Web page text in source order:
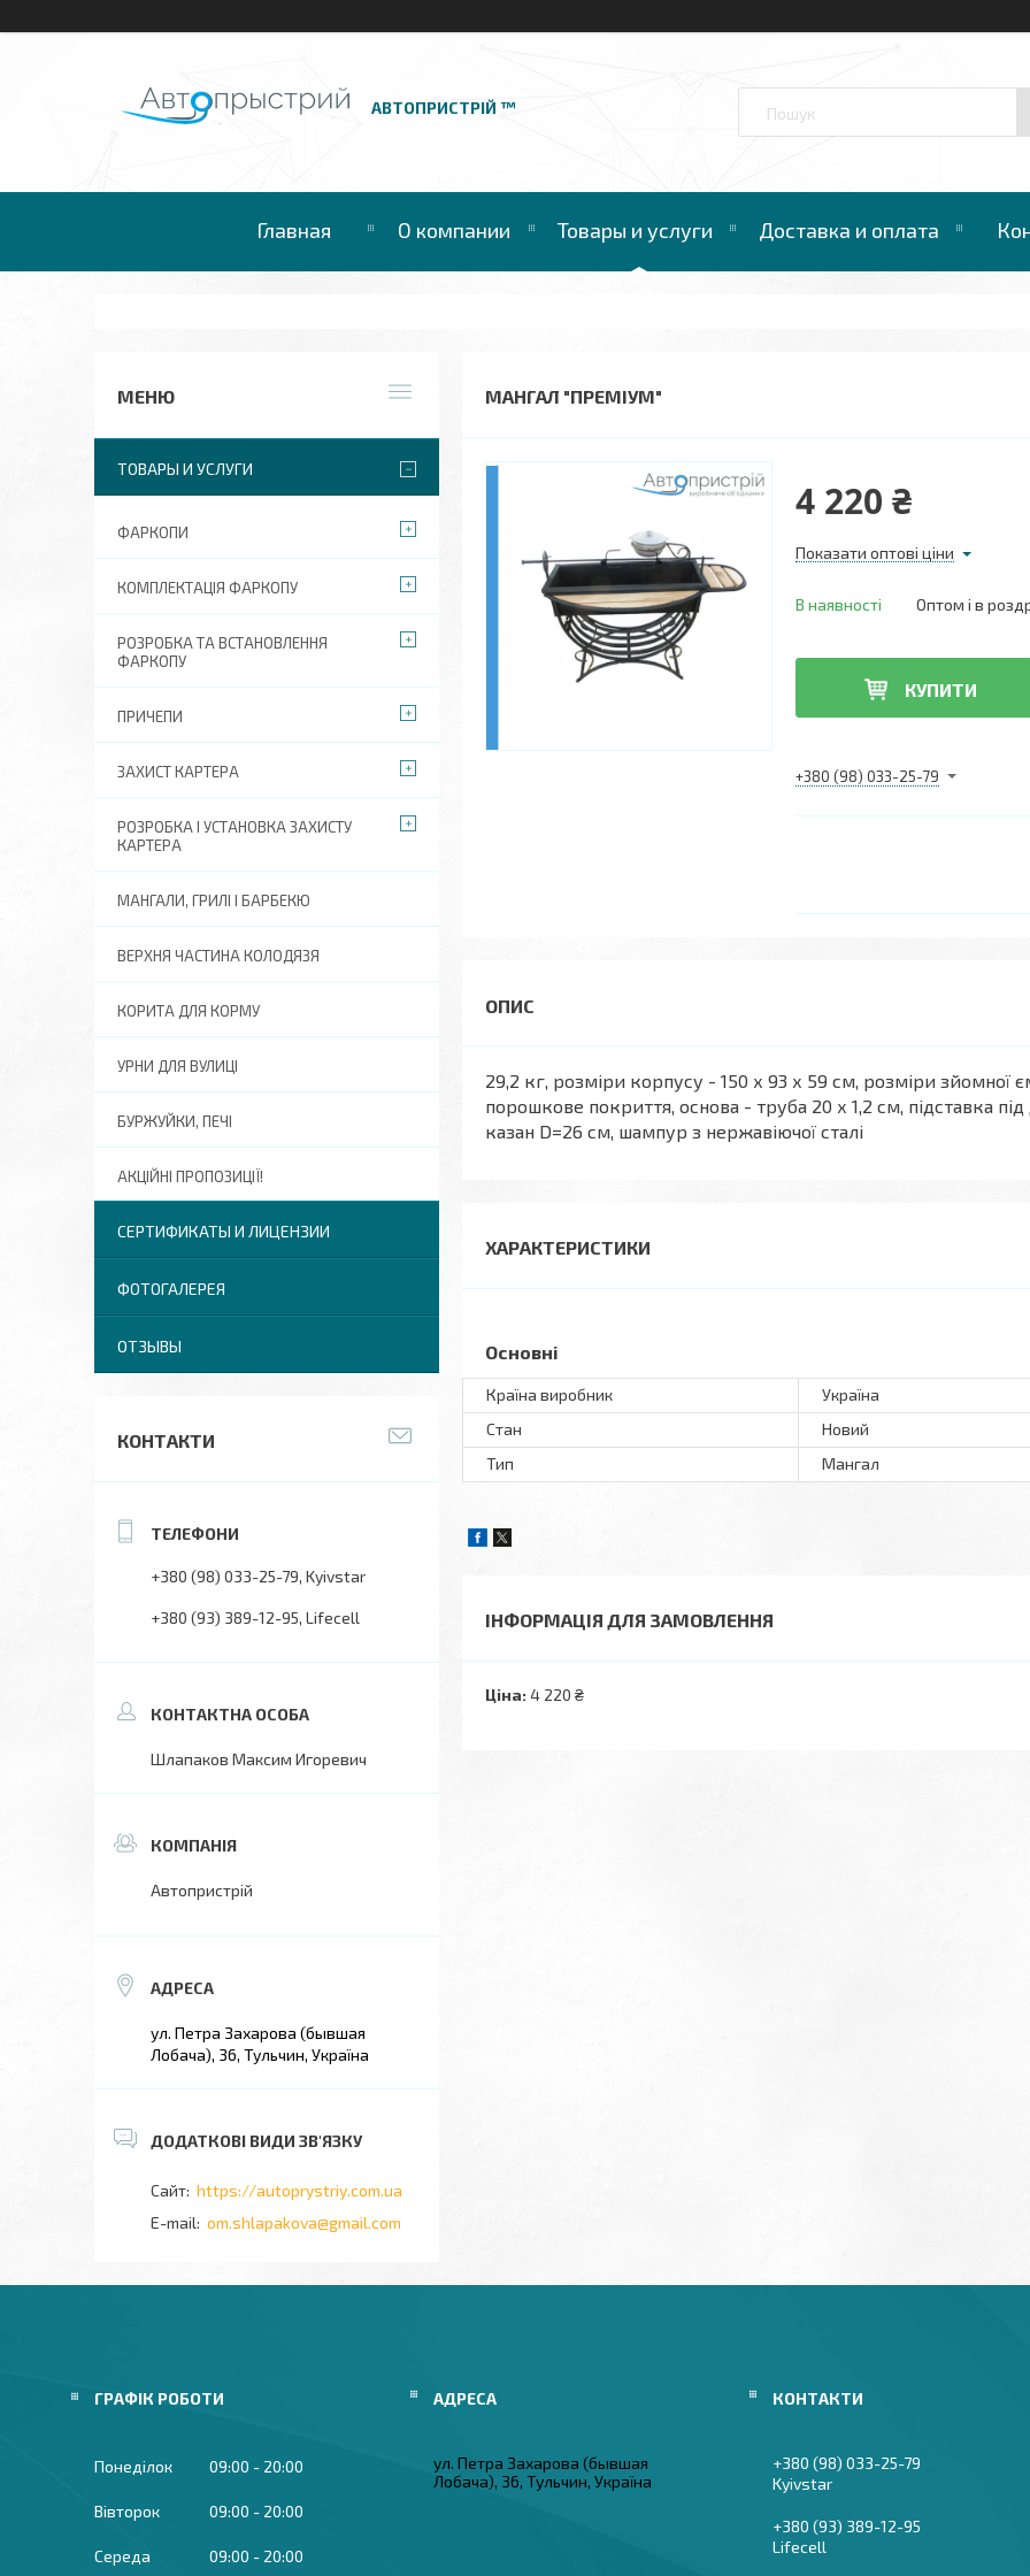
АВТОПРИСТРІЙ ™
Главная О компании Товары и услуги Доставка и оплата
МАНГАЛ "ПРЕМІУМ"
4 220 ₴
Показати оптові ціни
В наявності Оптом і в
КУПИТИ
+380 (98) 033-25-79
29,2 кг, розміри корпусу - 150 х 93 х 59 см, розміри зйомної
порошкове покриття, основа - труба 20 х 1,2 см, підставка
казан D=26 см, шампур з нержавіючої сталі
ХАРАКТЕРИСТИКИ
Основні
Країна виробник
Україна
Стан
Новий
Тип
Мангал
ІНФОРМАЦІЯ ДЛЯ ЗАМОВЛЕННЯ
Ціна: 4 220 ₴
ТОВАРЫ И УСЛУГИ
ФАРКОПИ
КОМПЛЕКТАЦІЯ ФАРКОПУ
РОЗРОБКА ТА ВСТАНОВЛЕННЯ
ФАРКОПУ
ПРИЧЕПИ
ЗАХИСТ КАРТЕРА
РОЗРОБКА І УСТАНОВКА ЗАХИСТУ
КАРТЕРА
МАНГАЛИ, ГРИЛІ І БАРБЕКЮ
ВЕРХНЯ ЧАСТИНА КОЛОДЯЗЯ
КОРИТА ДЛЯ КОРМУ
УРНИ ДЛЯ ВУЛИЦІ
БУРЖУЙКИ, ПЕЧІ
АКЦІЙНІ ПРОПОЗИЦІЇ!
СЕРТИФИКАТЫ И ЛИЦЕНЗИИ
ФОТОГАЛЕРЕЯ
ОТЗЫВЫ
КОНТАКТИ
+380 (98) 033-25-79 Kyivstar
+380 (93) 389-12-95 Lifecell
Шлапаков Максим Игоревич
Автопристрій
ул. Петра Захарова (бывшая
Лобача), 36, Тульчин, Україна
https://autoprystriy.com.ua
om.shlapakova@gmail.com
ГРАФІК РОБОТИ
Понеділок 09:00 20:00
Вівторок 09:00 20:00
Середа 09:00 20:00
ул. Петра Захарова (бывшая
Лобача), 36, Тульчин, Україна
+380 (98) 033-25-79
Kyivstar
+380 (93) 389-12-95
Lifecell